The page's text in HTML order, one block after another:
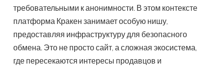
требовательными к анонимности. В этом контексте
платформа Кракен занимает особую нишу,
предоставляя инфраструктуру для безопасного
обмена. Это не просто сайт, а сложная экосистема,
где пересекаются интересы продавцов и